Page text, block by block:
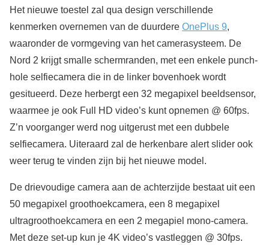
Het nieuwe toestel zal qua design verschillende
kenmerken overnemen van de duurdere OnePlus 9,
waaronder de vormgeving van het camerasysteem. De
Nord 2 krijgt smalle schermranden, met een enkele punch-
hole selfiecamera die in de linker bovenhoek wordt
gesitueerd. Deze herbergt een 32 megapixel beeldsensor,
waarmee je ook Full HD video’s kunt opnemen @ 60fps.
Z’n voorganger werd nog uitgerust met een dubbele
selfiecamera. Uiteraard zal de herkenbare alert slider ook
weer terug te vinden zijn bij het nieuwe model.
De drievoudige camera aan de achterzijde bestaat uit een
50 megapixel groothoekcamera, een 8 megapixel
ultragroothoekcamera en een 2 megapiel mono-camera.
Met deze set-up kun je 4K video’s vastleggen @ 30fps.